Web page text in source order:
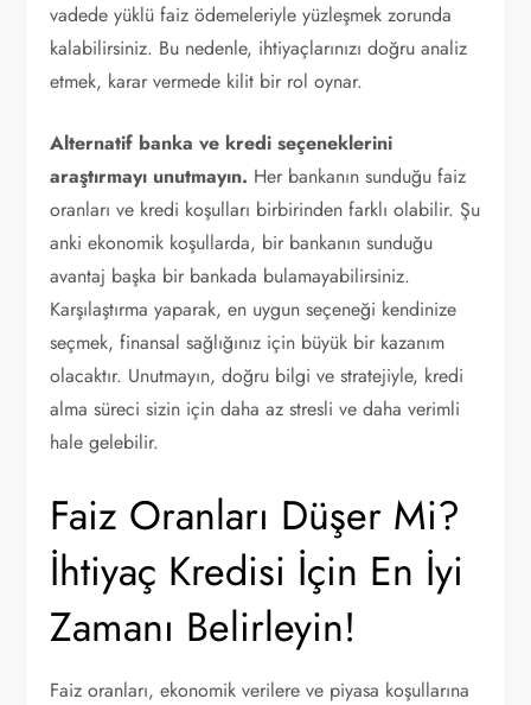
vadede yüklü faiz ödemeleriyle yüzleşmek zorunda
kalabilirsiniz. Bu nedenle, ihtiyaçlarınızı doğru analiz
etmek, karar vermede kilit bir rol oynar.
Alternatif banka ve kredi seçeneklerini
araştırmayı unutmayın. Her bankanın sunduğu faiz
oranları ve kredi koşulları birbirinden farklı olabilir. Şu
anki ekonomik koşullarda, bir bankanın sunduğu
avantaj başka bir bankada bulamayabilirsiniz.
Karşılaştırma yaparak, en uygun seçeneği kendinize
seçmek, finansal sağlığınız için büyük bir kazanım
olacaktır. Unutmayın, doğru bilgi ve stratejiyle, kredi
alma süreci sizin için daha az stresli ve daha verimli
hale gelebilir.
Faiz Oranları Düşer Mi?
İhtiyaç Kredisi İçin En İyi
Zamanı Belirleyin!
Faiz oranları, ekonomik verilere ve piyasa koşullarına